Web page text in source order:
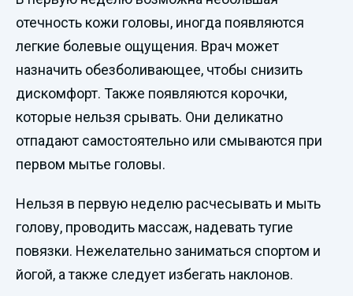
отечность кожи головы, иногда появляются
легкие болевые ощущения. Врач может
назначить обезболивающее, чтобы снизить
дискомфорт. Также появляются корочки,
которые нельзя срывать. Они деликатно
отпадают самостоятельно или смываются при
первом мытье головы.
Нельзя в первую неделю расчесывать и мыть
голову, проводить массаж, надевать тугие
повязки. Нежелательно заниматься спортом и
йогой, а также следует избегать наклонов.